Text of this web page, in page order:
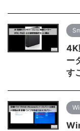
4K
ー
す